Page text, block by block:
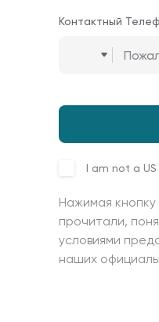
Контактный
I am not a
Нажимая
прочитали,
условиями
наших